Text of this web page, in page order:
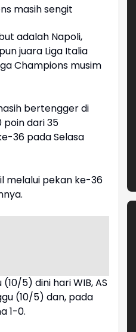
masih sengit
adalah Napoli,
juara Liga Italia
Champions musim
bertengger di
dari 35
36 pada Selasa
melalui pekan ke-36
5) dini hari WIB, AS
(10/5) dan, pada
1-0.